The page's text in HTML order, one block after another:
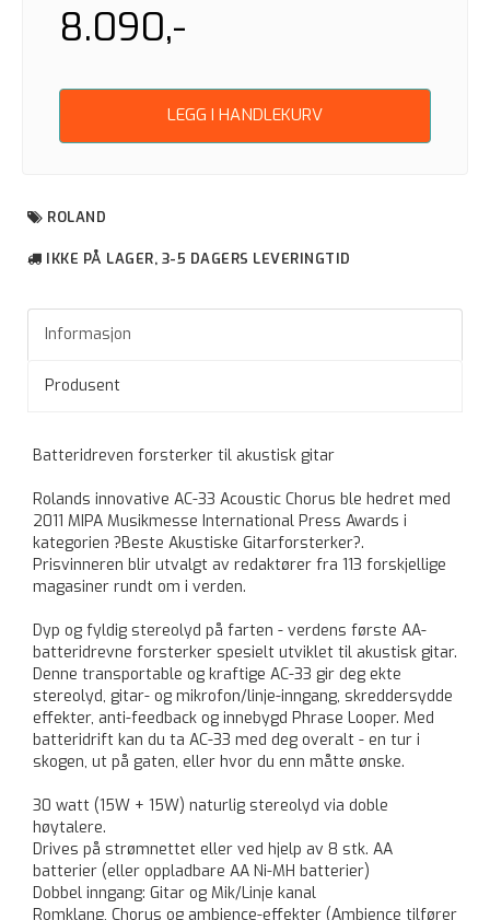
8.090,-
LEGG I HANDLEKURV
ROLAND
IKKE PÅ LAGER, 3-5 DAGERS LEVERINGTID
Informasjon
Produsent
Batteridreven forsterker til akustisk gitar
Rolands innovative AC-33 Acoustic Chorus ble hedret med
2011 MIPA Musikmesse International Press Awards i
kategorien ?Beste Akustiske Gitarforsterker?.
Prisvinneren blir utvalgt av redaktører fra 113 forskjellige
magasiner rundt om i verden.
Dyp og fyldig stereolyd på farten - verdens første AA-
batteridrevne forsterker spesielt utviklet til akustisk gitar.
Denne transportable og kraftige AC-33 gir deg ekte
stereolyd, gitar- og mikrofon/linje-inngang, skreddersydde
effekter, anti-feedback og innebygd Phrase Looper. Med
batteridrift kan du ta AC-33 med deg overalt - en tur i
skogen, ut på gaten, eller hvor du enn måtte ønske.
30 watt (15W + 15W) naturlig stereolyd via doble
høytalere.
Drives på strømnettet eller ved hjelp av 8 stk. AA
batterier (eller oppladbare AA Ni-MH batterier)
Dobbel inngang: Gitar og Mik/Linje kanal
Romklang, Chorus og ambience-effekter (Ambience tilfører